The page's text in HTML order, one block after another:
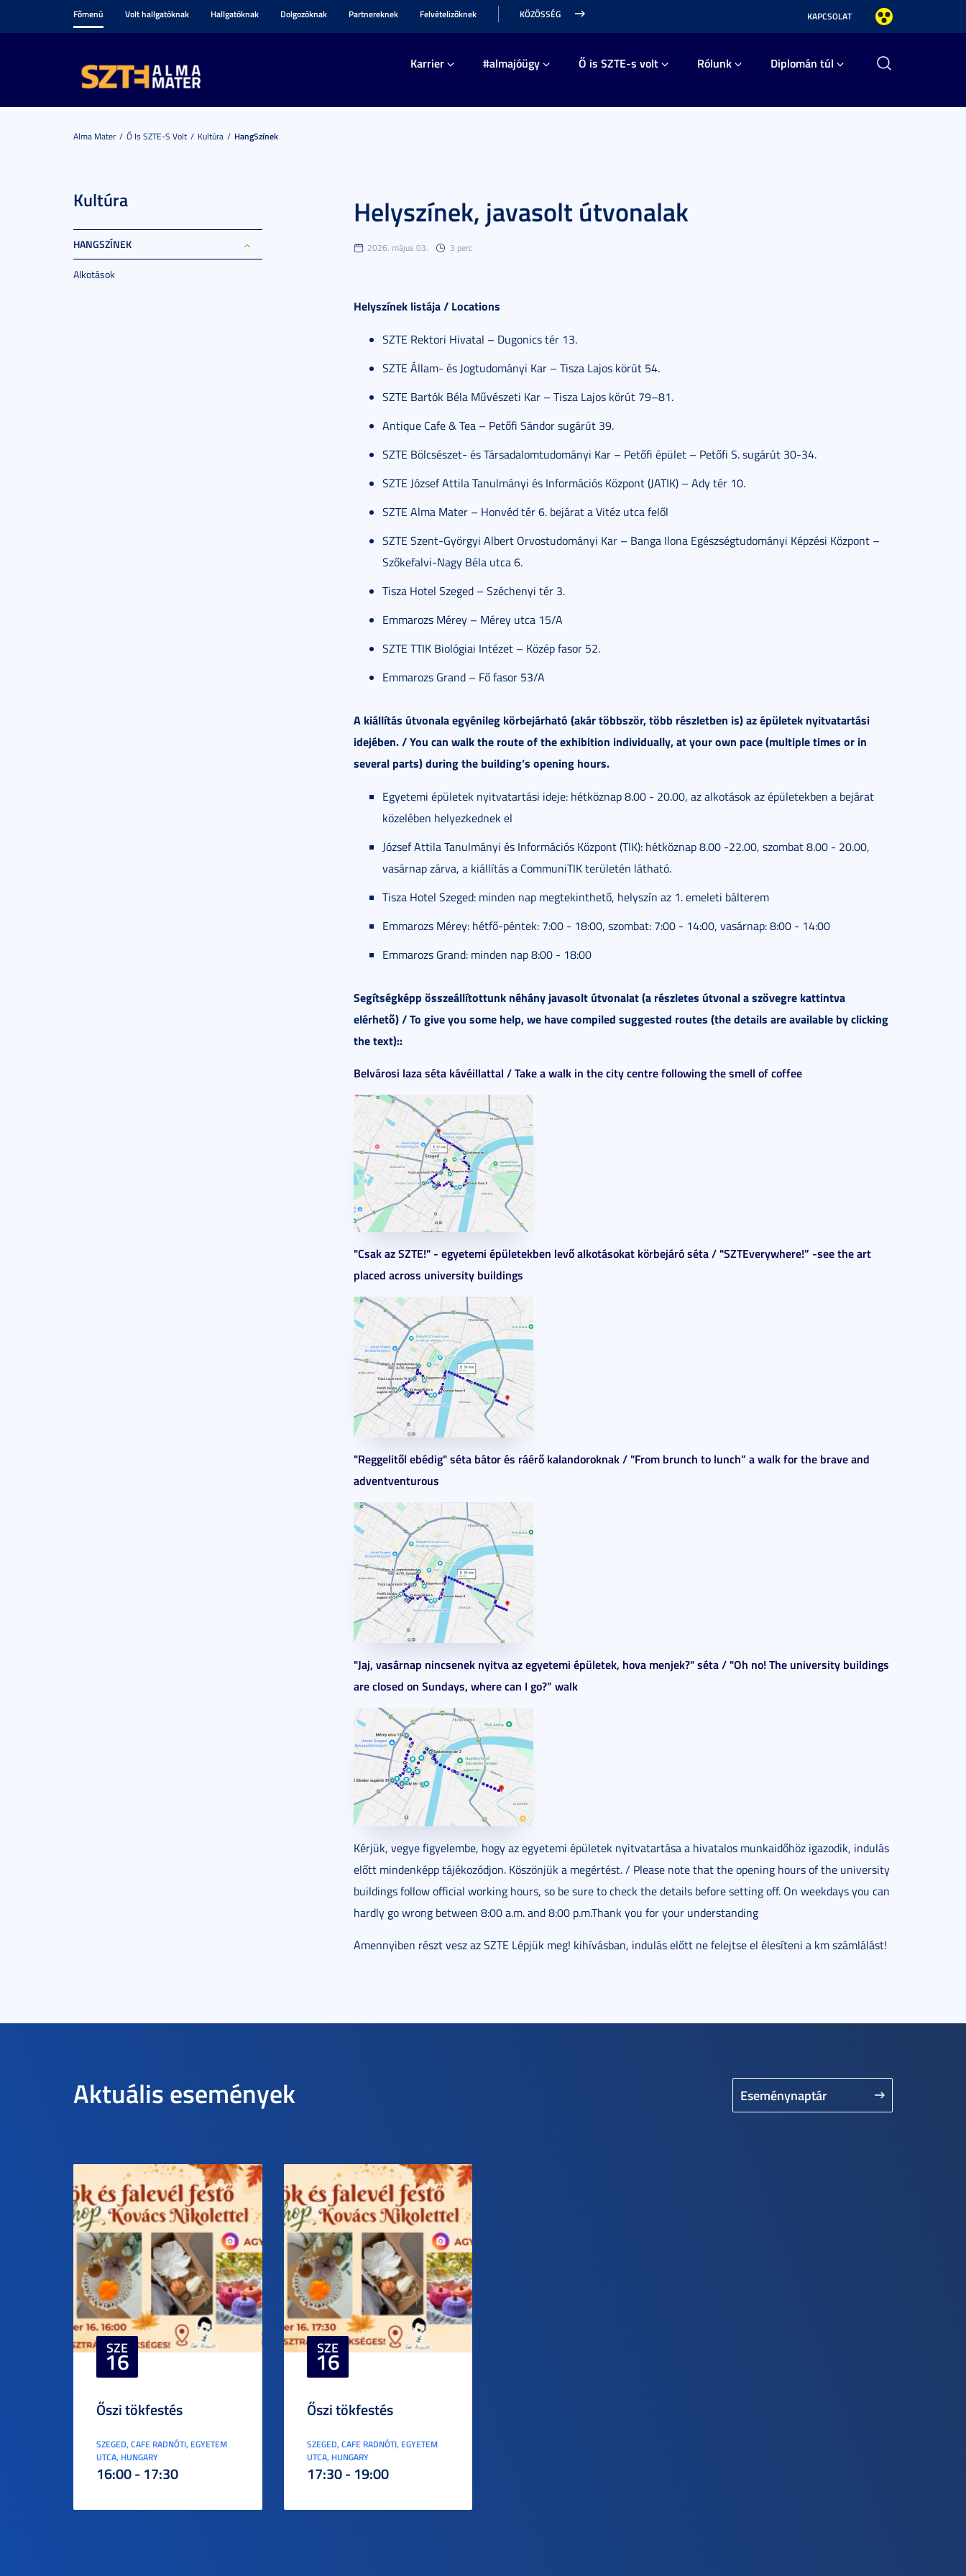
Főmenü Volt hallgatóknak Hallgatóknak Dolgozóknak Partnereknek Felvételizőknek KÖZÖSSÉG KAPCSOLAT
Karrier #almajóügy Ő is SZTE-s volt Rólunk Diplomán túl
Alma Mater Ő Is SZTE-S Volt Kultúra HangSzínek
Kultúra
HANGSZÍNEK
Alkotások
Helyszínek, javasolt útvonalak
2026. május 03. 3 perc
Helyszínek listája / Locations
SZTE Rektori Hivatal – Dugonics tér 13.
SZTE Állam- és Jogtudományi Kar – Tisza Lajos körút 54.
SZTE Bartók Béla Művészeti Kar – Tisza Lajos körút 79–81.
Antique Cafe & Tea – Petőfi Sándor sugárút 39.
SZTE Bölcsészet- és Társadalomtudományi Kar – Petőfi épület – Petőfi S. sugárút 30-34.
SZTE József Attila Tanulmányi és Információs Központ (JATIK) – Ady tér 10.
SZTE Alma Mater – Honvéd tér 6. bejárat a Vitéz utca felől
SZTE Szent-Györgyi Albert Orvostudományi Kar – Banga Ilona Egészségtudományi Képzési Központ –
Szőkefalvi-Nagy Béla utca 6.
Tisza Hotel Szeged – Széchenyi tér 3.
Emmarozs Mérey – Mérey utca 15/A
SZTE TTIK Biológiai Intézet – Közép fasor 52.
Emmarozs Grand – Fő fasor 53/A
A kiállítás útvonala egyénileg körbejárható (akár többször, több részletben is) az épületek nyitvatartási
idejében. / You can walk the route of the exhibition individually, at your own pace (multiple times or in
several parts) during the building’s opening hours.
Egyetemi épületek nyitvatartási ideje: hétköznap 8.00 - 20.00, az alkotások az épületekben a bejárat
közelében helyezkednek el
József Attila Tanulmányi és Információs Központ (TIK): hétköznap 8.00 -22.00, szombat 8.00 - 20.00,
vasárnap zárva, a kiállítás a CommuniTIK területén látható.
Tisza Hotel Szeged: minden nap megtekinthető, helyszín az 1. emeleti bálterem
Emmarozs Mérey: hétfő-péntek: 7:00 - 18:00, szombat: 7:00 - 14:00, vasárnap: 8:00 - 14:00
Emmarozs Grand: minden nap8:00 - 18:00
Segítségképp összeállítottunk néhány javasolt útvonalat (a részletes útvonal a szövegre kattintva
elérhető) /To give you some help, we have compiled suggested routes (the details are available by clicking
the text)::
Belvárosi laza séta kávéillattal / Take a walk in the city centre following the smell of coffee
"Csak az SZTE!" - egyetemi épületekben levő alkotásokat körbejáró séta / "SZTEverywhere!” -see the art
placed across university buildings
"Reggelitől ebédig" séta bátor és ráérő kalandoroknak / "From brunch to lunch” a walk for the brave and
adventventurous
"Jaj, vasárnap nincsenek nyitva az egyetemi épületek, hova menjek?" séta / "Oh no! The university buildings
are closed on Sundays, where can I go?” walk
Kérjük, vegye figyelembe, hogy az egyetemi épületek nyitvatartása a hivatalos munkaidőhöz igazodik, indulás
előtt mindenképp tájékozódjon. Köszönjük a megértést. / Please note that the opening hours of the university
buildings follow official working hours, so be sure to check the details before setting off. On weekdays you can
hardly go wrong between 8:00 a.m. and 8:00 p.m.Thank you for your understanding
Amennyiben részt vesz az SZTE Lépjük meg! kihívásban, indulás előtt ne felejtse el élesíteni a km számlálást!
Aktuális események Eseménynaptár
SZE
16
Őszi tökfestés
SZEGED, CAFE RADNÓTI, EGYETEM
UTCA, HUNGARY
16:00 - 17:30
SZE
16
Őszi tökfestés
SZEGED, CAFE RADNÓTI, EGYETEM
UTCA, HUNGARY
17:30 - 19:00